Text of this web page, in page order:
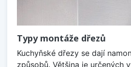
Typy montáže dřezů
Kuchyňské dřezy se dají
způsobů. Většina je určených